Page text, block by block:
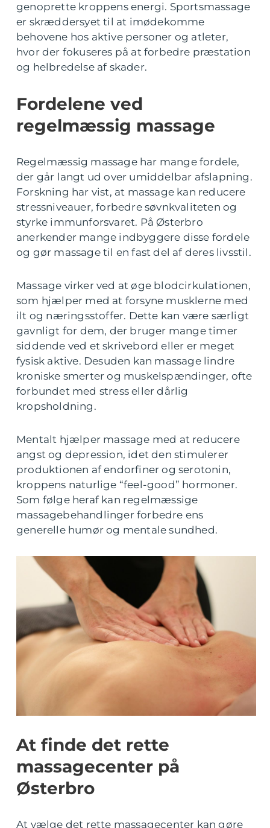
genoprette kroppens energi. Sportsmassage
er skræddersyet til at imødekomme
behovene hos aktive personer og atleter,
hvor der fokuseres på at forbedre præstation
og helbredelse af skader.
Fordelene ved
regelmæssig massage
Regelmæssig massage har mange fordele,
der går langt ud over umiddelbar afslapning.
Forskning har vist, at massage kan reducere
stressniveauer, forbedre søvnkvaliteten og
styrke immunforsvaret. På Østerbro
anerkender mange indbyggere disse fordele
og gør massage til en fast del af deres livsstil.
Massage virker ved at øge blodcirkulationen,
som hjælper med at forsyne musklerne med
ilt og næringsstoffer. Dette kan være særligt
gavnligt for dem, der bruger mange timer
siddende ved et skrivebord eller er meget
fysisk aktive. Desuden kan massage lindre
kroniske smerter og muskelspændinger, ofte
forbundet med stress eller dårlig
kropsholdning.
Mentalt hjælper massage med at reducere
angst og depression, idet den stimulerer
produktionen af endorfiner og serotonin,
kroppens naturlige “feel-good” hormoner.
Som følge heraf kan regelmæssige
massagebehandlinger forbedre ens
generelle humør og mentale sundhed.
At finde det rette
massagecenter på
Østerbro
At vælge det rette massagecenter kan gøre